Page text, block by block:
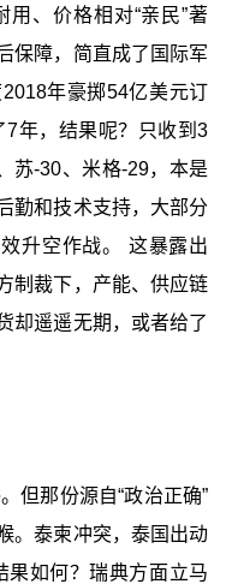
、价格相对“亲民”著
保障，简直成了国际军
年豪掷54亿美元订
7年，结果呢？只收到3
苏-30、米格-29，本是
勤和技术支持，大部分
升空作战。 这暴露出
制裁下，产能、供应链
却遥遥无期，或者给了
但那份源自“政治正确”
。泰柬冲突，泰国出动
果如何？瑞典方面立马